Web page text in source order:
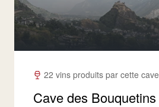
22 vins produits par cette cave
Cave des Bouquetins